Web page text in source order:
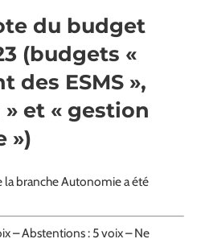
du budget
(budgets «
des ESMS »,
et « gestion
»)
branche Autonomie a été
– Abstentions : 5 voix – Ne